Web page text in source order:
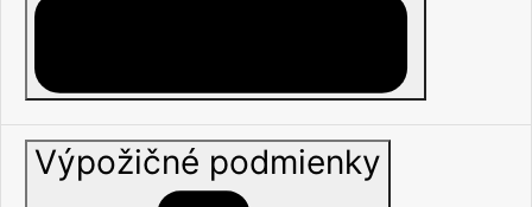
Výpožičné podmienky